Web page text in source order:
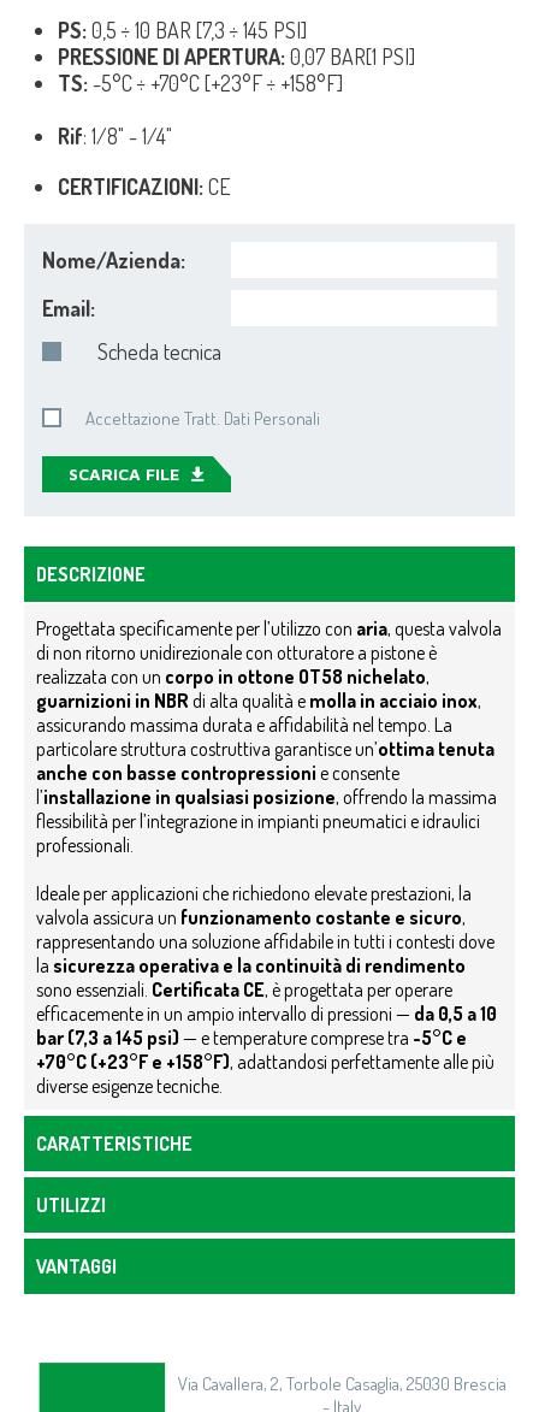
PS:0,5 ÷ 10 BAR [7,3 ÷ 145 PSI]
PRESSIONE DI APERTURA:0,07 BAR[1 PSI]
TS: -5°C ÷ +70°C [+23°F ÷ +158°F]
Rif: 1/8" - 1/4"
CERTIFICAZIONI:CE
Nome/Azienda:
Email:
Scheda tecnica
Accettazione Tratt. Dati Personali
SCARICA FILE
DESCRIZIONE
Progettata specificamente per l’utilizzo con aria, questa valvola
di non ritorno unidirezionale con otturatore a pistone è
realizzata con un corpo in ottone OT58 nichelato,
guarnizioni in NBR di alta qualità e molla in acciaio inox,
assicurando massima durata e affidabilità nel tempo. La
particolare struttura costruttiva garantisce un’ottima tenuta
anche con basse contropressioni e consente
l’installazione in qualsiasi posizione, offrendo la massima
flessibilità per l’integrazione in impianti pneumatici e idraulici
professionali.
Ideale per applicazioni che richiedono elevate prestazioni, la
valvola assicura un funzionamento costante e sicuro,
rappresentando una soluzione affidabile in tutti i contesti dove
la sicurezza operativa e la continuità di rendimento
sono essenziali. Certificata CE, è progettata per operare
efficacemente in un ampio intervallo di pressioni — da 0,5 a 10
bar (7,3 a 145 psi) — e temperature comprese tra -5°C e
+70°C (+23°F e +158°F), adattandosi perfettamente alle più
diverse esigenze tecniche.
CARATTERISTICHE
UTILIZZI
VANTAGGI
Via Cavallera, 2, Torbole Casaglia, 25030 Brescia
- Italy